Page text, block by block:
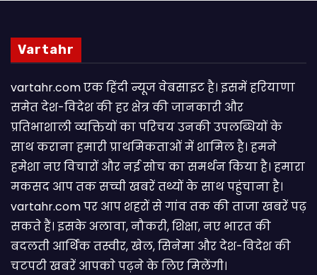
Vartahr
vartahr.com एक हिंदी न्यूज वेबसाइट है। इसमें हरियाणा
समेत देश-विदेश की हर क्षेत्र की जानकारी और
प्रतिभाशाली व्यक्तियों का परिचय उनकी उपलब्धियों के
साथ कराना हमारी प्राथमिकताओं में शामिल है। हमने
हमेशा नए विचारों और नई सोच का समर्थन किया है। हमारा
मकसद आप तक सच्ची खबरें तथ्यों के साथ पहुंचाना है।
vartahr.com पर आप शहरों से गांव तक की ताजा खबरें पढ़
सकते हैं। इसके अलावा, नौकरी, शिक्षा, नए भारत की
बदलती आर्थिक तस्वीर, खेल, सिनेमा और देश-विदेश की
चटपटी खबरें आपकाे पढ़ने के लिए मिलेंगी।